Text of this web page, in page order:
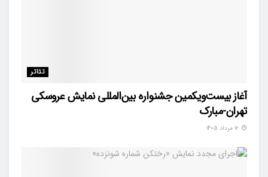
تئاتر
آغاز بیست‌ویکمین جشنواره بین‌المللی نمایش عروسکی
تهران-مبارک